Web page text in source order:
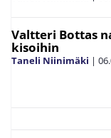
Valtteri Bottas
kisoihin
Taneli Niinimäki |